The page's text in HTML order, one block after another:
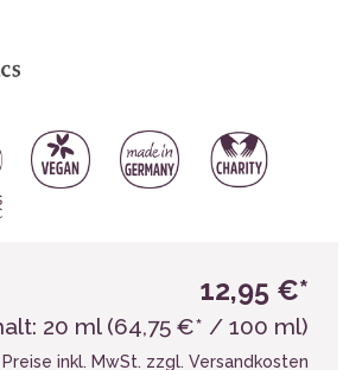
12,95 €*
20 ml (64,75 €* / 100 ml)
Preise inkl. MwSt. zzgl. Versandkosten